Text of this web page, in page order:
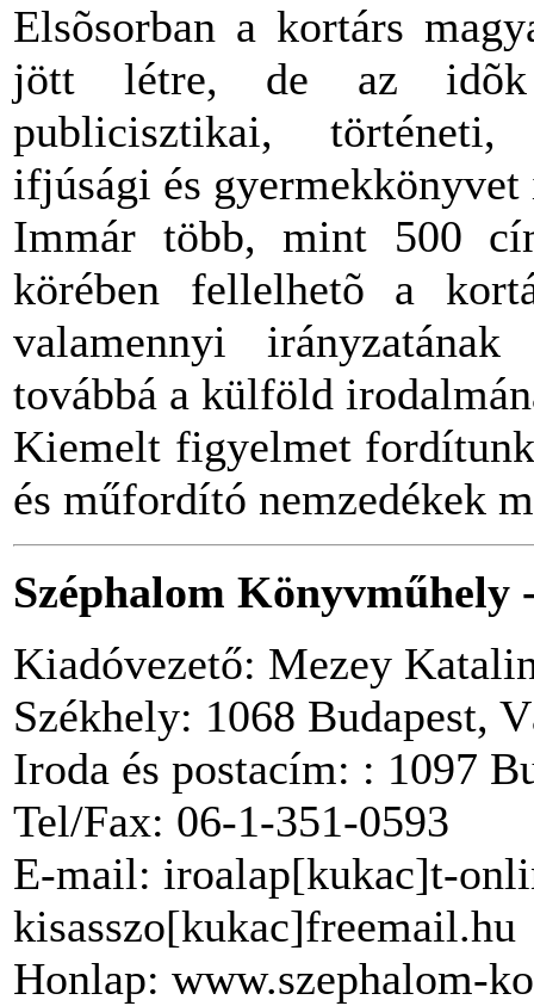
Elsõsorban a kortárs
jött létre, de az idõk
publicisztikai, történeti,
ifjúsági és
Immár több, mint 500
körében fellelhetõ a
valamennyi
továbbá a külföld
Kiemelt figyelmet
és műfordító nemzedékek
Széphalom
Kiadóvezető: Mezey
Székhely: 1068 Budapest,
Iroda és postacím: : 1097
Tel/Fax: 06-1-351-0593
E-mail: iroalap[kukac]t-
kisasszo[kukac]freemail.hu
Honlap: www.szephalom-